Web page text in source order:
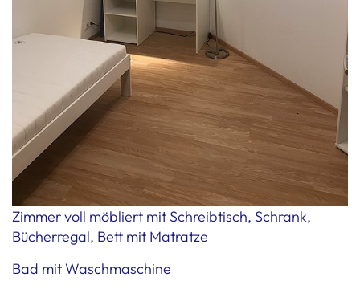
Zimmer voll möbliert mit Schreibtisch, Schrank,
Bücherregal, Bett mit Matratze
Bad mit Waschmaschine